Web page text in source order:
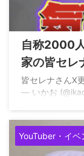
自称2000
家の皆セレ
ール等を変
皆セレナさんX
— いかお
YouTuber・イベ